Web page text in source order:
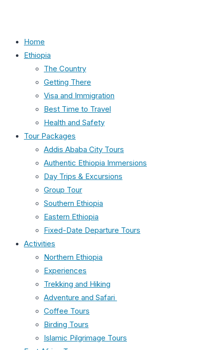
Home
Ethiopia
The Country
Getting There
Visa and Immigration
Best Time to Travel
Health and Safety
Tour Packages
Addis Ababa City Tours
Authentic Ethiopia Immersions
Day Trips & Excursions
Group Tour
Southern Ethiopia
Eastern Ethiopia
Fixed-Date Departure Tours
Activities
Northern Ethiopia
Experiences
Trekking and Hiking
Adventure and Safari
Coffee Tours
Birding Tours
Islamic Pilgrimage Tours